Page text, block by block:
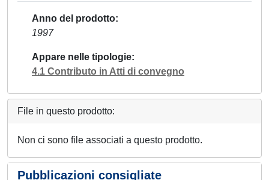
Anno del prodotto
1997
Appare nelle tipologie
4.1 Contributo in Atti di convegno
File in questo prodotto:
Non ci sono file associati a questo prodotto.
Pubblicazioni consigliate